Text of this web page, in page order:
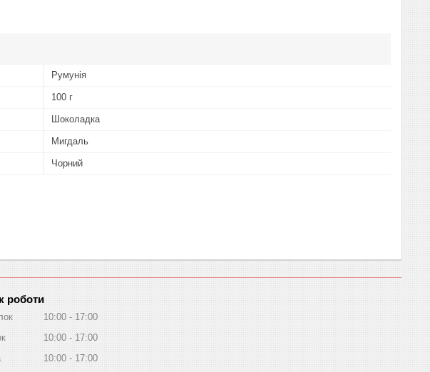
Румунія
100 г
Шоколадка
Мигдаль
Чорний
роботи
10:00
17:00
10:00
17:00
10:00
17:00